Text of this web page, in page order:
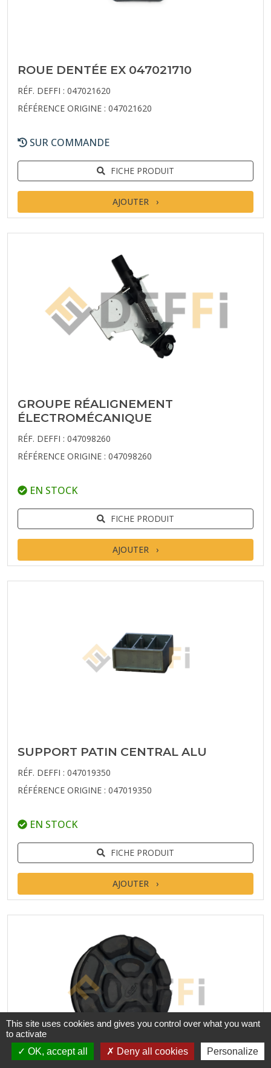
ROUE DENTÉE EX 047021710
RÉF. DEFFI : 047021620
RÉFÉRENCE ORIGINE : 047021620
SUR COMMANDE
FICHE PRODUIT
AJOUTER
GROUPE RÉALIGNEMENT
ÉLECTROMÉCANIQUE
RÉF. DEFFI : 047098260
RÉFÉRENCE ORIGINE : 047098260
EN STOCK
FICHE PRODUIT
AJOUTER
SUPPORT PATIN CENTRAL ALU
RÉF. DEFFI : 047019350
RÉFÉRENCE ORIGINE : 047019350
EN STOCK
FICHE PRODUIT
AJOUTER
This site uses cookies and gives you control over what you want
to activate
OK, accept all
Deny all cookies Personalize